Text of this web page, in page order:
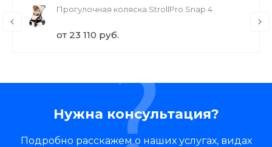
Прогулочная коляска StrollPro Snap 4
от 23 110 руб.
Нужна консультация?
Подробно расскажем о наших услугах, видах